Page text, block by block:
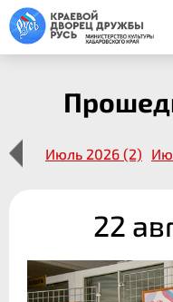
(1) Июль 2026 (2)
22